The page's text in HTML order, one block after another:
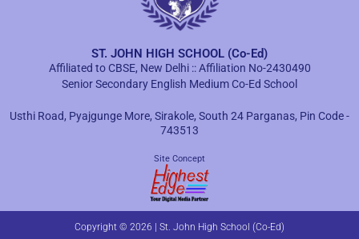
ST. JOHN HIGH SCHOOL (Co-Ed)
Affiliated to CBSE, New Delhi :: Affiliation No-2430490
Senior Secondary English Medium Co-Ed School
Usthi Road, Pyajgunge More, Sirakole, South 24 Parganas, Pin Code -
743513
Site Concept
Copyright © 2026 | St. John High School (Co-Ed)